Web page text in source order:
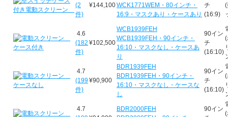
(2
件)
¥144,100WCK1771WEM・80インチ・
16:9・マスクあり・ケースあり
チ
(16:9)
(
4.6
(182
件)
¥102,500
WCB1939FEH
WCB1939FEH・90インチ・
16:10・マスクなし・ケースあ
り
90イン
チ
(16:10)
(
4.7
(199
件)
¥90,900
BDR1939FEH
BDR1939FEH・90インチ・
16:10・マスクなし・ケースな
し
90イン
チ
(16:10)
(
4.7
BDR2000FEH
90イン
(